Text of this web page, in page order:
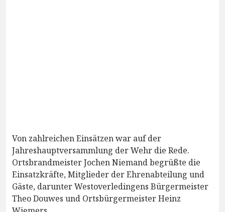
Von zahlreichen Einsätzen war auf der
Jahreshauptversammlung der Wehr die Rede.
Ortsbrandmeister Jochen Niemand begrüßte die
Einsatzkräfte, Mitglieder der Ehrenabteilung und
Gäste, darunter Westoverledingens Bürgermeister
Theo Douwes und Ortsbürgermeister Heinz